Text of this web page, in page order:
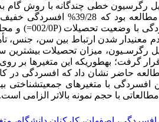
معنی‏دار شدن ارتباط بین سن، جنس،
رگرسـیون، میزان تحصیلات بیشترین
حاضر نشان داد که افسردگی در
افسردگی با متغیرهای جمعیت‏شناختی
با حجم نمونه بالاتر الزامی است.